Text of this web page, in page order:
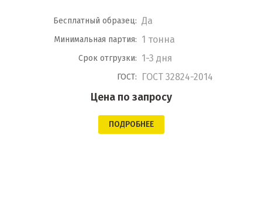
Бесплатный образец: Да
Минимальная партия: 1 тонна
Срок отгрузки: 1-3 дня
ГОСТ: ГОСТ 32824-2014
Цена по запросу
ПОДРОБНЕЕ